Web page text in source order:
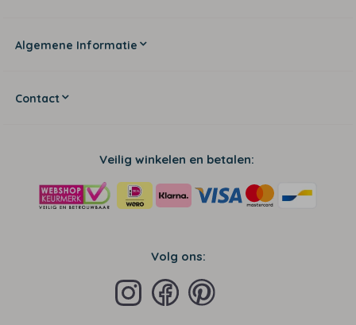
Algemene Informatie
Contact
Veilig winkelen en betalen:
Volg ons: